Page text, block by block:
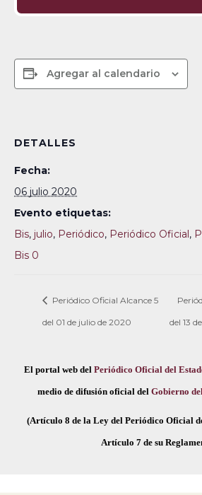
Agregar al calendario
DETALLES
Fecha:
06 julio 2020
Evento etiquetas:
Bis, julio, Periódico, Periódico Oficial,
Bis 0
Periódico Oficial Alcance 5
del 01 de julio de 2020 del 13
El portal web del Periódico Oficial del
medio de difusión oficial del Gobierno
(Artículo 8 de la Ley del Periódico Oficial
Artículo 7 de su